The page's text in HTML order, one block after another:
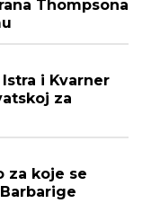
Thompsona
i Kvarner
za
za koje se